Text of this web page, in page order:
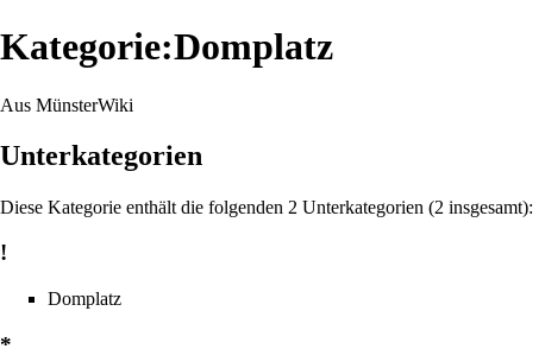
Kategorie:Domplatz
Aus MünsterWiki
Unterkategorien
Diese Kategorie enthält die folgenden 2 Unterkategorien (2 insgesamt):
!
Domplatz